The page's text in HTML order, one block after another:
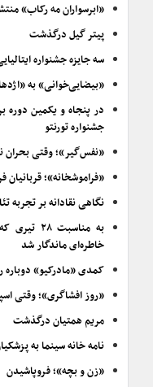
«ابرسواران مه رکاب»
پیتر گیل درگذشت
سه جایزه جشنواره
«بیضایی‌خوانی» به
در پنجاه و یکمین
جشنواره تورنتو
«نفس‌گیر»؛ وقتی بحران
«فراموشخانه»؛
نگاهی نقادانه بر تجربه
به
خاطره‌ای ماندگار شد
کمدی «مادرکیو»
«روز افشاگری»؛ وقتی
مریم همتیان درگذشت
نامه خانه سینما به
«زن و بچه»؛ فروپاشیدن